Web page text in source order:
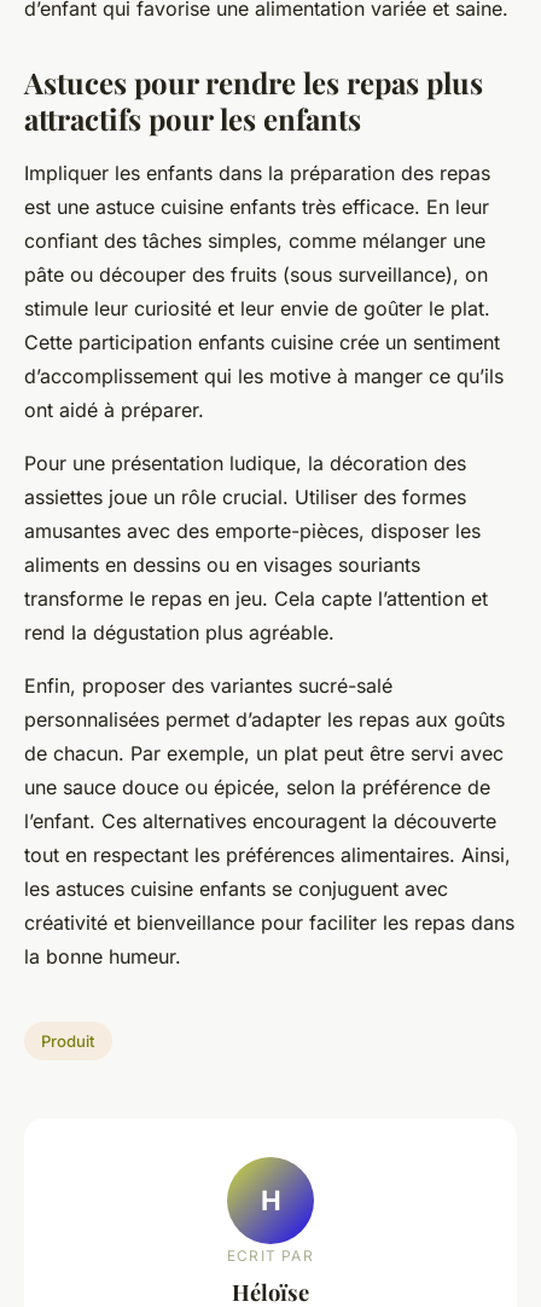
d’enfant qui favorise une alimentation variée et saine.
Astuces pour rendre les repas plus
attractifs pour les enfants
Impliquer les enfants dans la préparation des repas
est une astuce cuisine enfants très efficace. En leur
confiant des tâches simples, comme mélanger une
pâte ou découper des fruits (sous surveillance), on
stimule leur curiosité et leur envie de goûter le plat.
Cette participation enfants cuisine crée un sentiment
d’accomplissement qui les motive à manger ce qu’ils
ont aidé à préparer.
Pour une présentation ludique, la décoration des
assiettes joue un rôle crucial. Utiliser des formes
amusantes avec des emporte-pièces, disposer les
aliments en dessins ou en visages souriants
transforme le repas en jeu. Cela capte l’attention et
rend la dégustation plus agréable.
Enfin, proposer des variantes sucré-salé
personnalisées permet d’adapter les repas aux goûts
de chacun. Par exemple, un plat peut être servi avec
une sauce douce ou épicée, selon la préférence de
l’enfant. Ces alternatives encouragent la découverte
tout en respectant les préférences alimentaires. Ainsi,
les astuces cuisine enfants se conjuguent avec
créativité et bienveillance pour faciliter les repas dans
la bonne humeur.
Produit
H
ECRIT PAR
Héloïse